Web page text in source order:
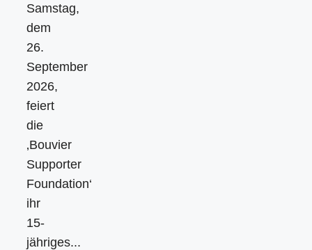
Samstag,
dem
26.
September
2026,
feiert
die
‚Bouvier
Supporter
Foundation‘
ihr
15-
jähriges...